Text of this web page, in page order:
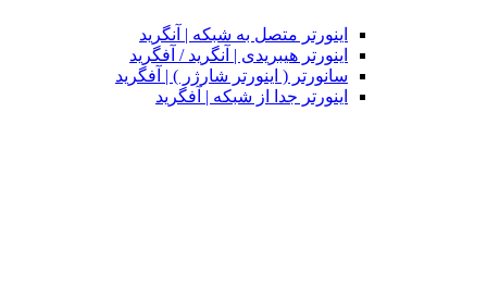
اینورتر متصل به شبکه | آنگرید
اینورتر هیبریدی | آنگرید / آفگرید
سانورتر ( اینورتر شارژر ) | آفگرید
اینورتر جدا از شبکه | آفگرید